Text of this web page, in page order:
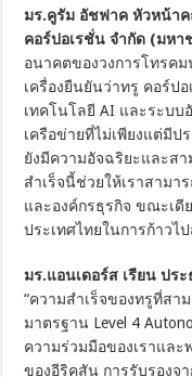
มร.คูรัม อัชฟาค หัวหน้า
คอร์ปอเรชั่น จำกัด (มหา
อนาคตของวงการโทรค
เครื่องยืนยันว่าทรู คอร์ป
เทคโนโลยี AI และระบบ
เครือข่ายที่ไม่เพียงแต่มีป
ยังมีความอัจฉริยะและส
สำเร็จนี้ช่วยให้เราสามา
และองค์กรธุรกิจ ขณะเดี
ประเทศไทยในการก้าวไ
มร.แอนเดอร์ส เรียน ปร
“ความสำเร็จของทรูที่สา
มาตรฐาน Level 4
ความร่วมมือของเราและ
ของอีริคสัน การรับรองจ